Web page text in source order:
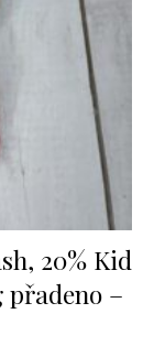
20% Kid
přadeno –